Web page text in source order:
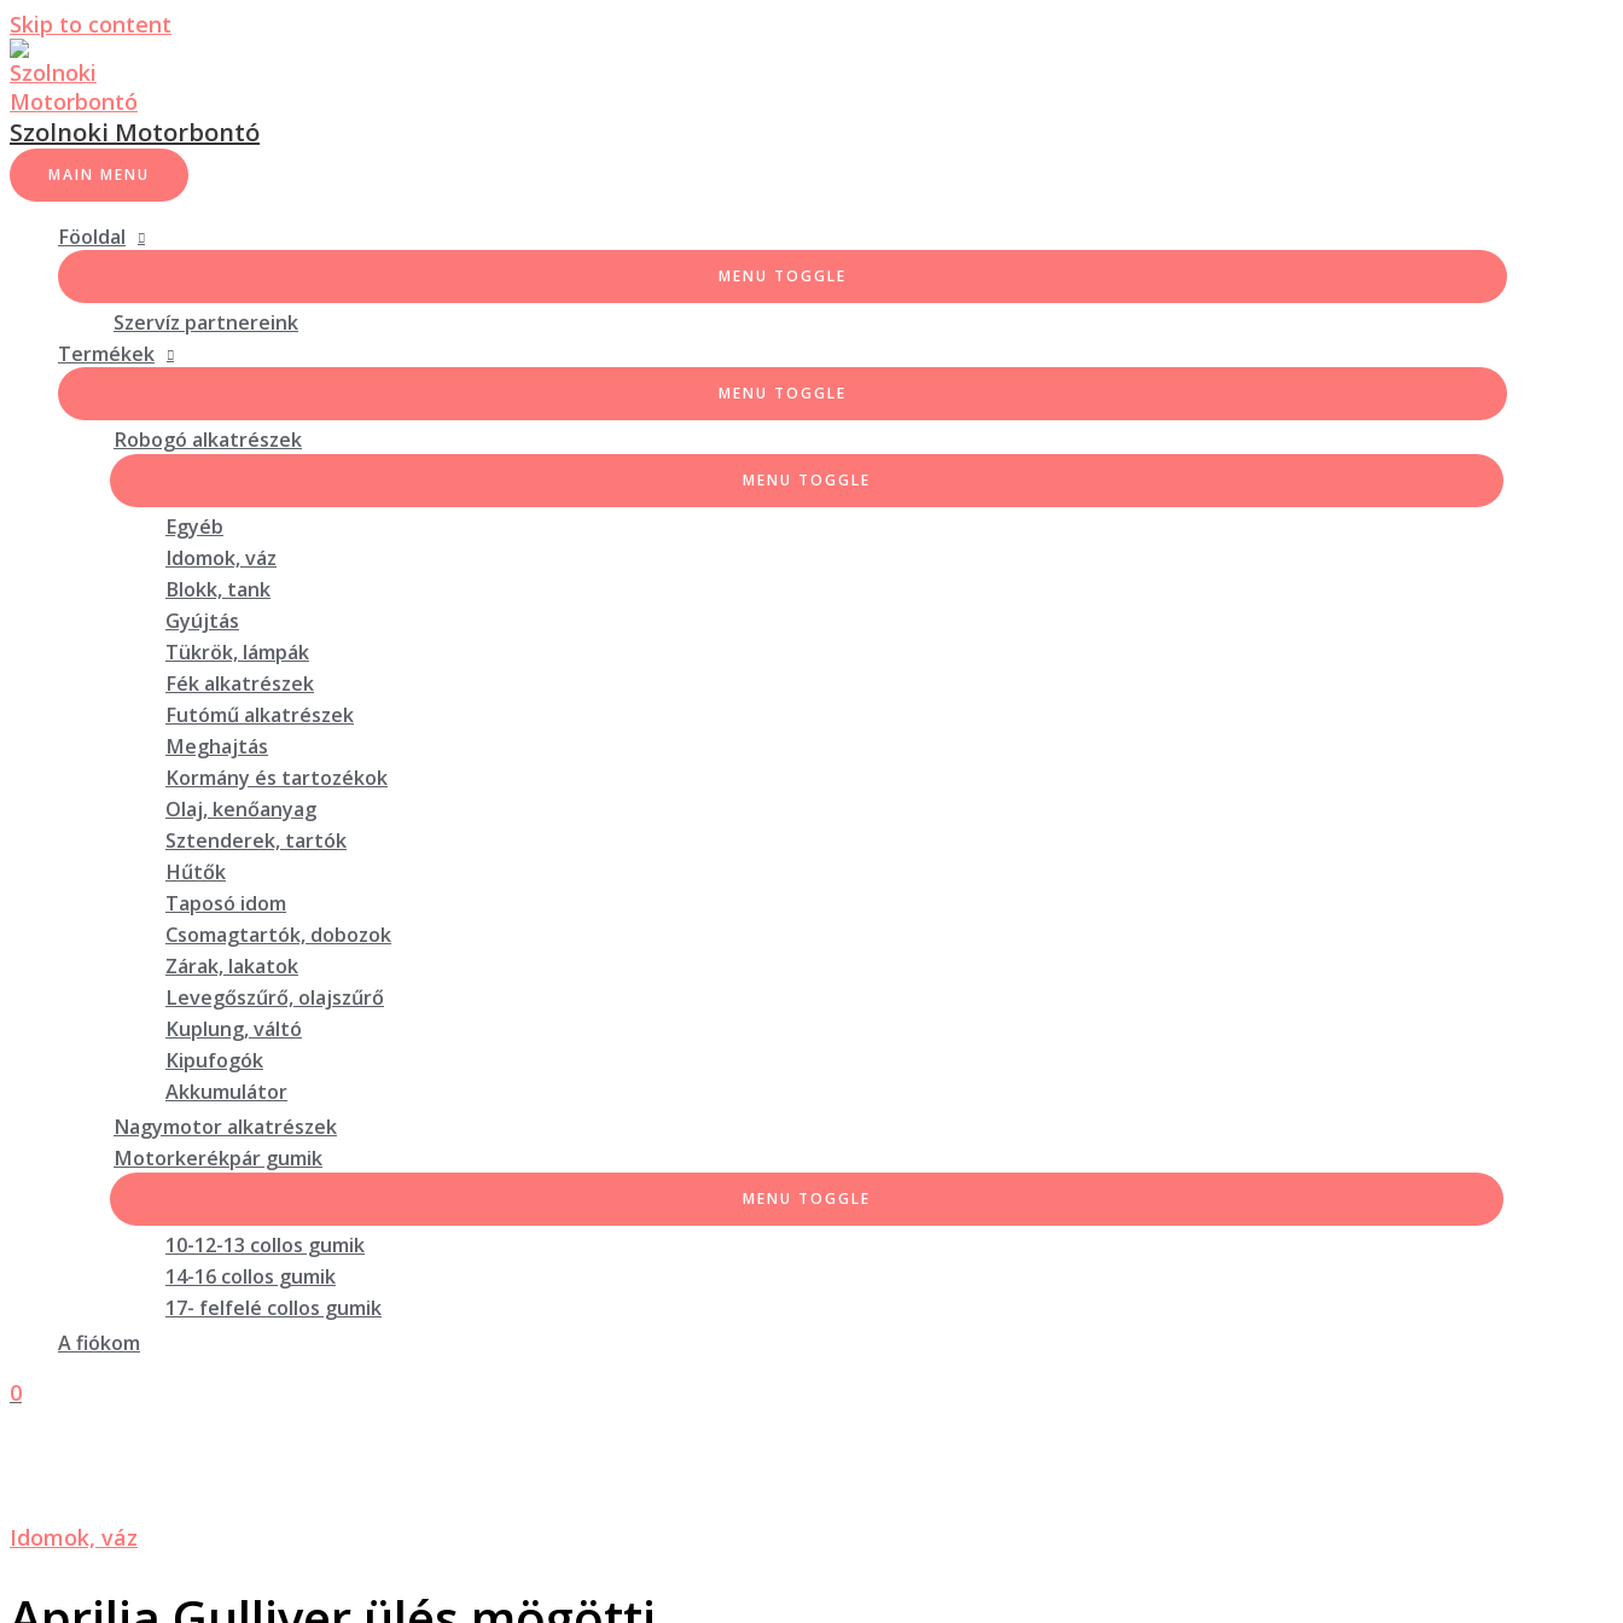
Skip to content
Szolnoki Motorbontó
MAIN MENU
Föoldal
MENU TOGGLE
Szervíz partnereink
Termékek
MENU TOGGLE
Robogó alkatrészek
MENU TOGGLE
Egyéb
Idomok, váz
Blokk, tank
Gyújtás
Tükrök, lámpák
Fék alkatrészek
Futómű alkatrészek
Meghajtás
Kormány és tartozékok
Olaj, kenőanyag
Sztenderek, tartók
Hűtők
Taposó idom
Csomagtartók, dobozok
Zárak, lakatok
Levegőszűrő, olajszűrő
Kuplung, váltó
Kipufogók
Akkumulátor
Nagymotor alkatrészek
Motorkerékpár gumik
MENU TOGGLE
10-12-13 collos gumik
14-16 collos gumik
17- felfelé collos gumik
A fiókom
0
Idomok, váz